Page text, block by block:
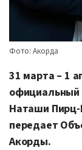
Фото: Акорда
31 марта – 1
официальный
Наташи Пирц-
передает
Акорды.